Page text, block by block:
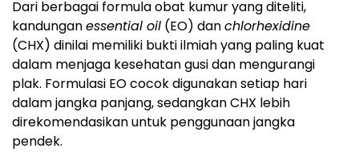
Dari berbagai formula obat kumur yang diteliti,
kandunganessential oil (EO) danchlorhexidine
(CHX) dinilai memiliki bukti ilmiah yang paling kuat
dalam menjaga kesehatan gusi dan mengurangi
plak. Formulasi EO cocok digunakan setiap hari
dalam jangka panjang, sedangkan CHX lebih
direkomendasikan untuk penggunaan jangka
pendek.